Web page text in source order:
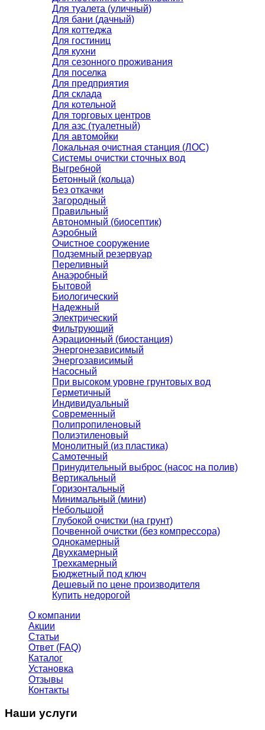
Для туалета (уличный)
Для бани (дачный)
Для коттеджа
Для гостиниц
Для кухни
Для сезонного проживания
Для поселка
Для предприятия
Для склада
Для котельной
Для торговых центров
Для азс (туалетный)
Для автомойки
Локальная очистная станция (ЛОС)
Системы очистки сточных вод
Выгребной
Бетонный (кольца)
Без откачки
Загородный
Правильный
Автономный (биосептик)
Аэробный
Очистное сооружение
Подземный резервуар
Переливный
Анаэробный
Бытовой
Биологический
Надежный
Электрический
Фильтрующий
Аэрационный (биостанция)
Энергонезависимый
Энергозависимый
Насосный
При высоком уровне грунтовых вод
Герметичный
Индивидуальный
Современный
Полипропиленовый
Полиэтиленовый
Монолитный (из пластика)
Самотечный
Принудительный выброс (насос на полив)
Вертикальный
Горизонтальный
Минимальный (мини)
Небольшой
Глубокой очистки (на грунт)
Почвенной очистки (без компрессора)
Однокамерный
Двухкамерный
Трехкамерный
Бюджетный под ключ
Дешевый по цене производителя
Купить недорогой
О компании
Акции
Статьи
Ответ (FAQ)
Каталог
Установка
Отзывы
Контакты
Наши услуги